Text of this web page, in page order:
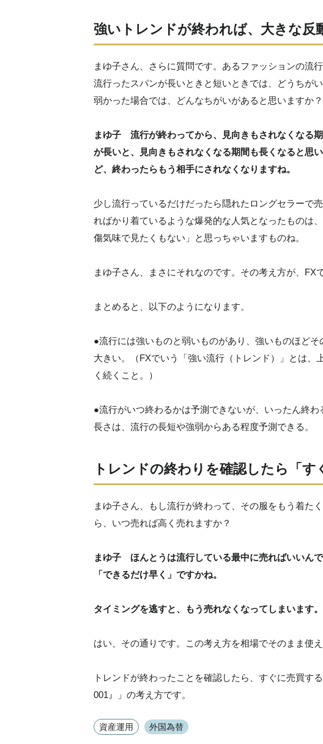
強いトレンドが終われば、大きな反
まゆ子さん、さらに質問です。あるファッションの流
流行ったスパンが長いときと短いときでは、どうちが
弱かった場合では、どんなちがいがあると思いますか？
まゆ子 流行が終わってから、見向きもされなくなる
が長いと、見向きもされなくなる期間も長くなると思
ど、終わったらもう相手にされなくなりますね。
少し流行っているだけだったら隠れたロングセラーで
ればかり着ているような爆発的な人気となったものは
傷気味で見たくもない」と思っちゃいますものね。
まゆ子さん、まさにそれなのです。その考え方が、FX
まとめると、以下のようになります。
●流行には強いものと弱いものがあり、強いものほど
大きい。（FXでいう「強い流行（トレンド）」とは、
く続くこと。）
●流行がいつ終わるかは予測できないが、いったん終
長さは、流行の長短や強弱からある程度予測できる。
トレンドの終わりを確認したら「す
まゆ子さん、もし流行が終わって、その服をもう着た
ら、いつ売れば高く売れますか？
まゆ子 ほんとうは流行している最中に売ればいいん
「できるだけ早く」ですかね。
タイミングを逃すと、もう売れなくなってしまいます。
はい、その通りです。この考え方を相場でそのまま使
トレンドが終わったことを確認したら、すぐに売買す
001』」の考え方です。
資産運用 外国為替